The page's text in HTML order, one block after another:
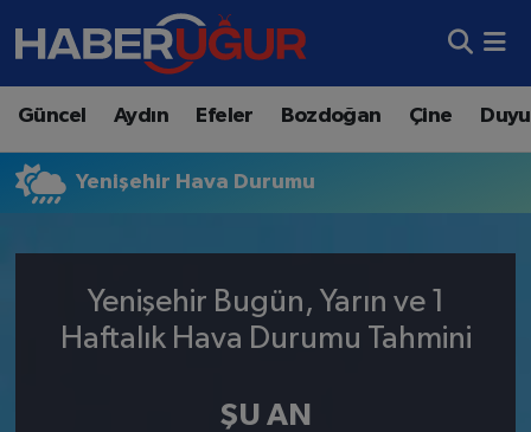
Güncel Aydın Efeler Bozdoğan Çine
Yenişehir Hava Durumu
Yenişehir Bugün, Yarın ve 1
Haftalık Hava Durumu Tahmini
ŞU AN
Aydın Nöbetçi Eczaneler
Aydın Hava Durumu
Süper Lig Puan Durumu ve Fikstür